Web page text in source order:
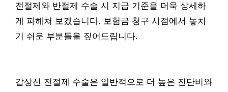
전절제와 반절제 수술 시 지급 기준을 더욱 상세하
게 파헤쳐 보겠습니다. 보험금 청구 시점에서 놓치
기 쉬운 부분들을 짚어드립니다.
갑상선 전절제 수술은 일반적으로 더 높은 진단비와